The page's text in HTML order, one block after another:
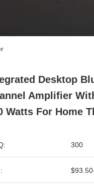
Desktop
Amplifier
Watts For Home
300